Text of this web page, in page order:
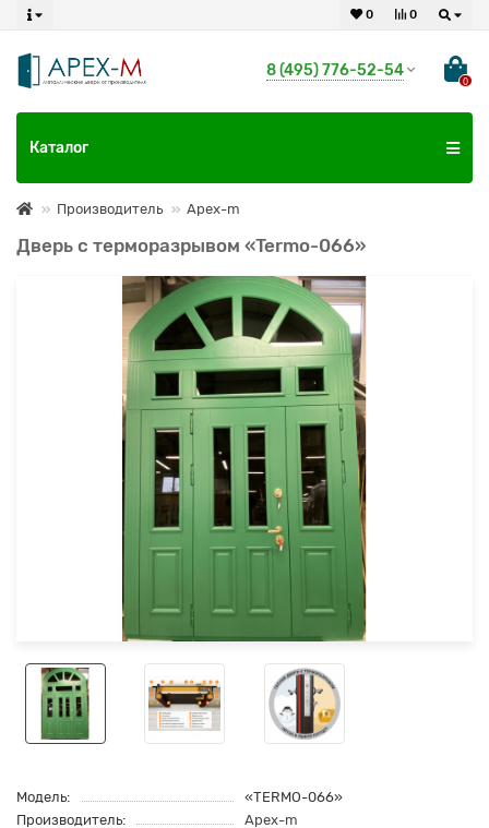
0
0
8 (495) 776-52-54
0
Каталог
Производитель Apex-m
Дверь с терморазрывом «Termo-066»
Модель:
«TERMO-066»
Производитель:
Apex-m